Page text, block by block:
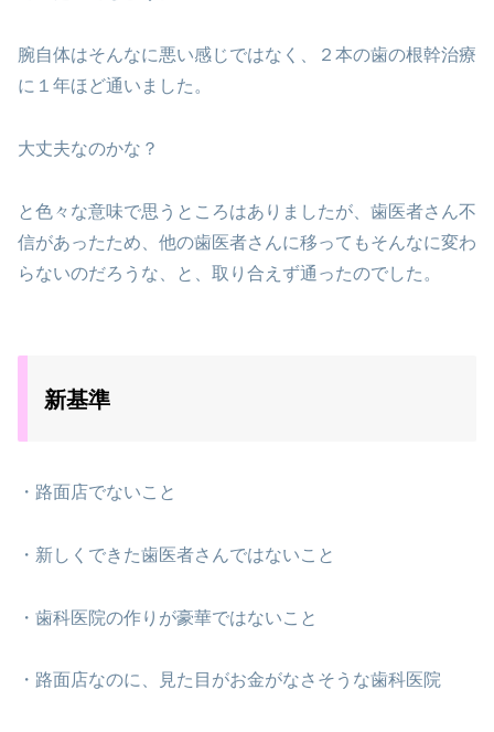
腕自体はそんなに悪い感じではなく、２本の歯の根幹治療
に１年ほど通いました。
大丈夫なのかな？
と色々な意味で思うところはありましたが、歯医者さん不
信があったため、他の歯医者さんに移ってもそんなに変わ
らないのだろうな、と、取り合えず通ったのでした。
新基準
・路面店でないこと
・新しくできた歯医者さんではないこと
・歯科医院の作りが豪華ではないこと
・路面店なのに、見た目がお金がなさそうな歯科医院